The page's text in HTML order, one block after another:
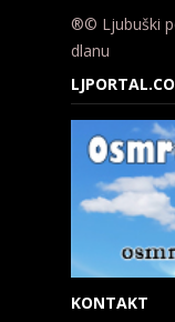
®© Ljubuški
dlanu
KONTAKT